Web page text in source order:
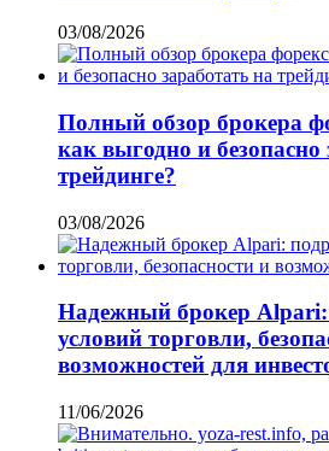
03/08/2026
Полный обзор брокера
как выгодно и безопасно
трейдинге?
03/08/2026
Надежный брокер Alpari:
условий торговли,
возможностей для
11/06/2026